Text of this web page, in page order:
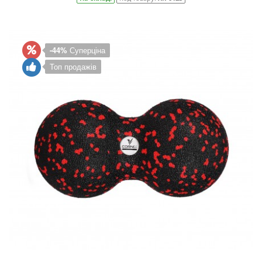
-44% Суперціна
Топ продажів